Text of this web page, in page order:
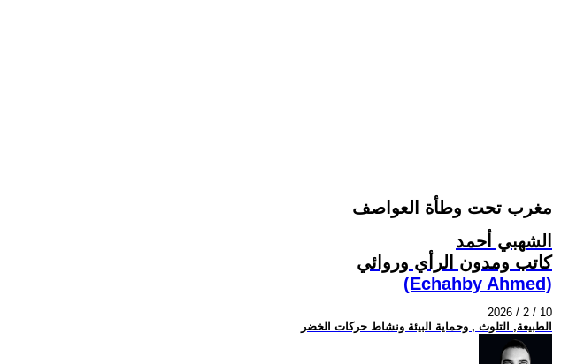
مغرب تحت وطأة العواصف
الشهبي أحمد
كاتب ومدون الرأي وروائي
(Echahby Ahmed)
2026 / 2 / 10
الطبيعة, التلوث , وحماية البيئة ونشاط حركات الخضر